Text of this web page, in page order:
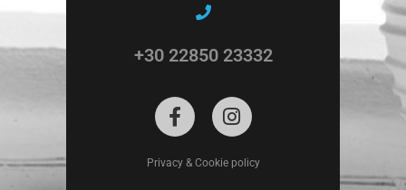
+30 22850 23332
Privacy & Cookie policy